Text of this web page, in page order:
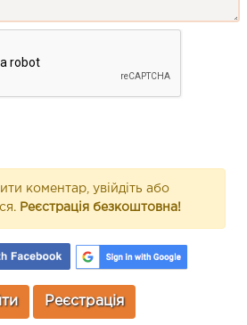
коментар, увійдіть або
Реєстрація безкоштовна!
Реєстрація